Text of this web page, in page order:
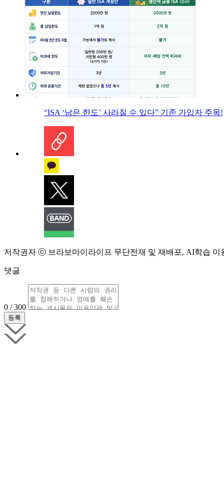
“ISA ‘남은 한도’ 사라질 수 있다” 기존 가입자 주목!
저작권자 ⓒ 브라보마이라이프 무단전재 및 재배포, AI학습 이
댓글
0 / 300